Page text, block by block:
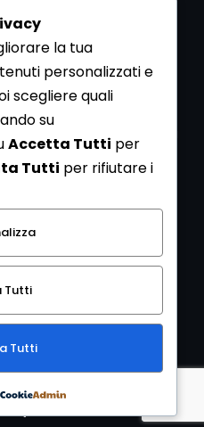
di archeologia realizzata
iscriviti alla nostra
dichiara di aver letto
acconsentire al trattamento
S.c.PI 07341730013 - [
la tua
personalizzati e
scegliere quali
su
Accetta Tutti per
Tutti per rifiutare i
Tutti
Tutti